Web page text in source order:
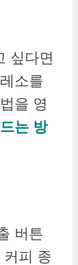
싶다면
소를
을 영
는 방
버튼
커피 종